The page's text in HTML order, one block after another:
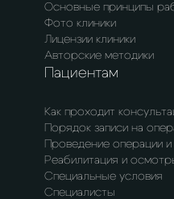
Основные принципы
Фото клиники
Лицензии клиники
Авторские методики
Пациентам
Как проходит
Порядок записи на
Проведение операции
Реабилитация и
Специальные условия
Специалисты